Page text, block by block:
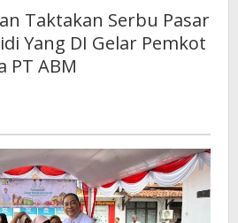
Taktakan
Serbu
Pasar
Murah
Gelar
Pemkot
Serang
Bersama
PT
Taktakan Serbu Pasar
Yang DI Gelar Pemkot
PT ABM